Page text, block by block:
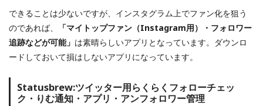
できることは少ないですが、インスタグラム上でファン化を狙う
のであれば、
「マイトップファン（Instagram用）・フォロワー
追跡などが可能」 は素晴らしいアプリとなっています。ダウンロ
ードしておいて損はしないアプリになっています。
Statusbrew:ツイッター用らくらくフォローチェッ
ク・りむ通知・アプリ・アンフォロワー管理